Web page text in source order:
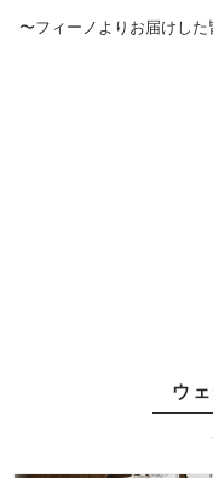
〜フィーノよりお届けし
ウ